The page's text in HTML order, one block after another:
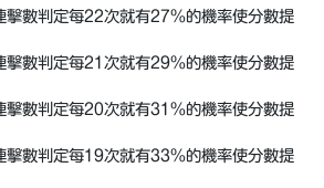
擊數判定每22次就有27%的機率使分數提
擊數判定每21次就有29%的機率使分數提
擊數判定每20次就有31%的機率使分數提
擊數判定每19次就有33%的機率使分數提